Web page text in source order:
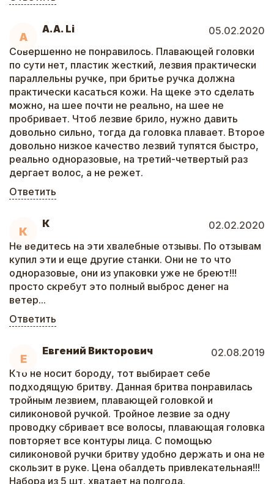
A
A.A. Li
05.02.2020
Совершенно не понравилось. Плавающей головки
по сути нет, пластик жесткий, лезвия практически
параллельны ручке, при бритье ручка должна
практически касаться кожи. На щеке это сделать
можно, на шее почти не реально, на шее не
пробривает. Чтоб лезвие брило, нужно давить
довольно сильно, тогда да головка плавает. Второе
довольно низкое качество лезвий тупятся быстро,
реально одноразовые, на третий-четвертый раз
дергает волос, а не режет.
Ответить
К
К
02.02.2020
Не ведитесь на эти хвалебные отзывы. По отзывам
купил эти и еще другие станки. Они не то что
одноразовые, они из упаковки уже не бреют!!!
просто скребут это полный выброс денег на
ветер...
Ответить
Е
Евгений Викторович
02.08.2019
Кто не носит бороду, тот выбирает себе
подходящую бритву. Данная бритва понравилась
тройным лезвием, плавающей головкой и
силиконовой ручкой. Тройное лезвие за одну
проводку сбривает все волосы, плавающая головка
повторяет все контуры лица. С помощью
силиконовой ручки бритву удобно держать и она не
скользит в руке. Цена обалдеть привлекательная!!!
Набора из 5 шт. хватает на полгода.